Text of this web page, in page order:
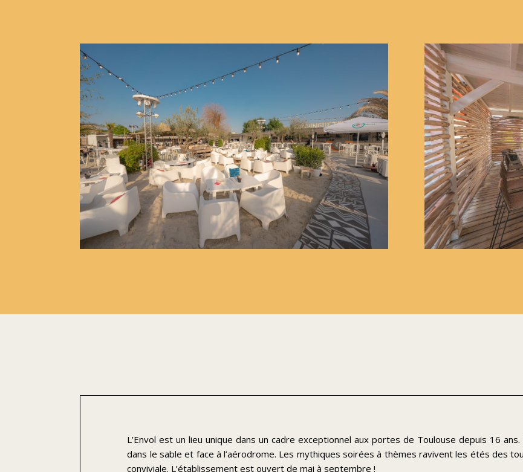
L’Envol est un lieu unique dans un cadre exceptionnel aux portes de Toulouse depuis 16 ans.
dans le sable et face à l’aérodrome. Les mythiques soirées à thèmes ravivent les étés des
conviviale. L’établissement est ouvert de mai à septembre !